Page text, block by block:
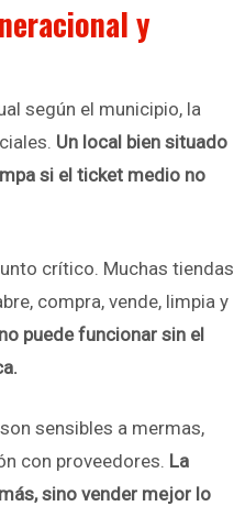
y
según el municipio, la
Un local bien situado
si el ticket medio no
crítico. Muchas tiendas
compra, vende, limpia y
puede funcionar sin el
sensibles a mermas,
con proveedores. La
sino vender mejor lo